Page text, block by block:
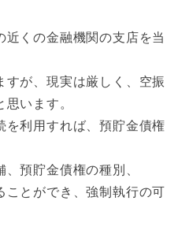
くの金融機関の支店を当
すが、現実は厳しく、空振
います。
を利用すれば、預貯金債権
預貯金債権の種別、
ことができ、強制執行の可